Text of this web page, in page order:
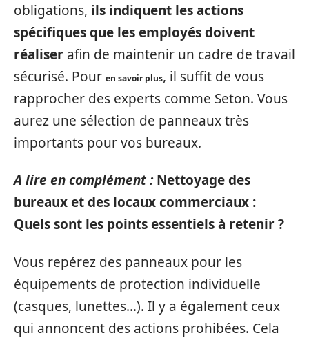
obligations, ils indiquent les actions
spécifiques que les employés doivent
réaliser afin de maintenir un cadre de travail
sécurisé. Pour en savoir plus, il suffit de vous
rapprocher des experts comme Seton. Vous
aurez une sélection de panneaux très
importants pour vos bureaux.
A lire en complément : Nettoyage des
bureaux et des locaux commerciaux :
Quels sont les points essentiels à retenir ?
Vous repérez des panneaux pour les
équipements de protection individuelle
(casques, lunettes…). Il y a également ceux
qui annoncent des actions prohibées. Cela